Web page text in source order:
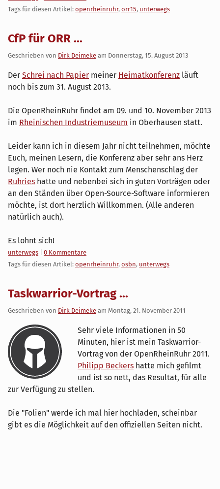
Tags für diesen Artikel: openrheinruhr, orr15, unterwegs
CfP für ORR ...
Geschrieben von Dirk Deimeke am Donnerstag, 15. August 2013
Der Schrei nach Papier meiner Heimatkonferenz läuft
noch bis zum 31. August 2013.
Die OpenRheinRuhr findet am 09. und 10. November 2013
im Rheinischen Industriemuseum in Oberhausen statt.
Leider kann ich in diesem Jahr nicht teilnehmen, möchte
Euch, meinen Lesern, die Konferenz aber sehr ans Herz
legen. Wer noch nie Kontakt zum Menschenschlag der
Ruhries hatte und nebenbei sich in guten Vorträgen oder
an den Ständen über Open-Source-Software informieren
möchte, ist dort herzlich Willkommen. (Alle anderen
natürlich auch).
Es lohnt sich!
Kategorien:
unterwegs
0 Kommentare
Tags für diesen Artikel: openrheinruhr, osbn, unterwegs
Taskwarrior-Vortrag ...
Geschrieben von Dirk Deimeke am Montag, 21. November 2011
Sehr viele Informationen in 50
Minuten, hier ist mein Taskwarrior-
Vortrag von der OpenRheinRuhr 2011.
Philipp Beckers hatte mich gefilmt
und ist so nett, das Resultat, für alle
zur Verfügung zu stellen.
Die "Folien" werde ich mal hier hochladen, scheinbar
gibt es die Möglichkeit auf den offiziellen Seiten nicht.